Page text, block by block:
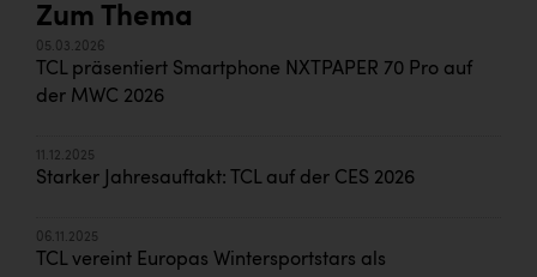
Zum Thema
05.03.2026
TCL präsentiert Smartphone NXTPAPER 70 Pro auf
der MWC 2026
11.12.2025
Starker Jahresauftakt: TCL auf der CES 2026
06.11.2025
TCL vereint Europas Wintersportstars als